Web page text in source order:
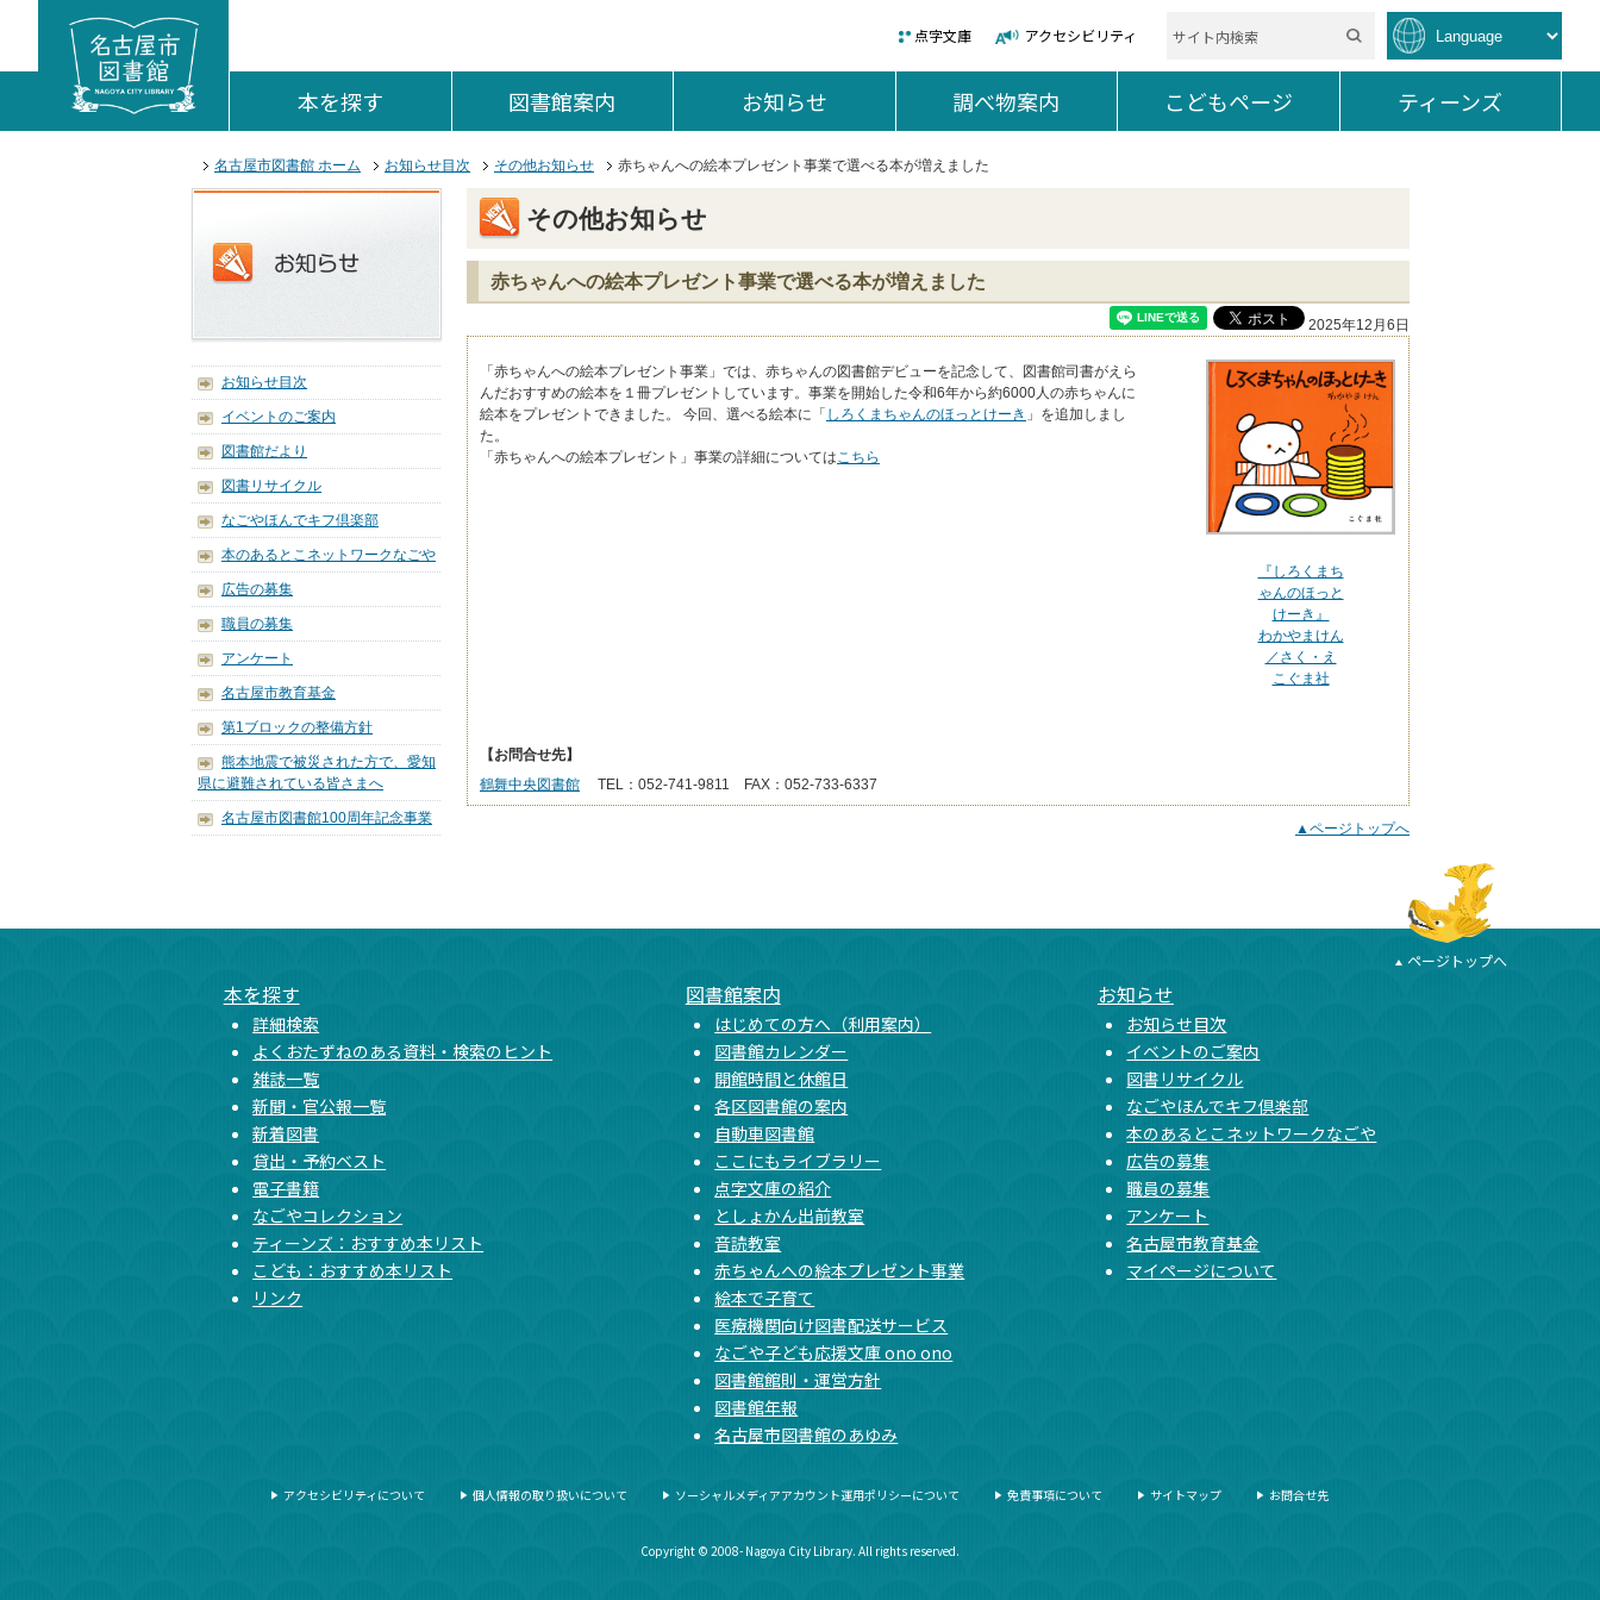
ここからサイト内共通メニューです。
サイト内共通メニューをスキップする
点字文庫 アクセシビリティ
本を探す 図書館案内 お知らせ 調べ物案内 こどもページ ティーンズ
サイト内共通メニューここまで。
名古屋市図書館 ホーム
お知らせ目次 その他お知らせ 赤ちゃんへの絵本プレゼント事業で選べる本が増えました
お知らせ目次
イベントのご案内
図書館だより
図書リサイクル
なごやほんでキフ倶楽部
本のあるとこネットワークなごや
広告の募集
職員の募集
アンケート
名古屋市教育基金
第1ブロックの整備方針
熊本地震で被災された方で、愛知
県に避難されている皆さまへ
名古屋市図書館100周年記念事業
その他お知らせ
赤ちゃんへの絵本プレゼント事業で選べる本が増えました
2025年12月6日
『しろくまち
ゃんのほっと
けーき』
わかやまけん
／さく・え
こぐま社
「赤ちゃんへの絵本プレゼント事業」では、赤ちゃんの図書館デビューを記念して、図書館司書がえら
んだおすすめの絵本を１冊プレゼントしています。事業を開始した令和6年から約6000人の赤ちゃんに
絵本をプレゼントできました。 今回、選べる絵本に「 しろくまちゃんのほっとけーき 」を追加しまし
た。
「赤ちゃんへの絵本プレゼント」事業の詳細についてはこちら
【お問合せ先】
鶴舞中央図書館 TEL：052-741-9811 FAX：052-733-6337
▲ページトップへ
ページトップへ
本を探す
詳細検索
よくおたずねのある資料・検索のヒント
雑誌一覧
新聞・官公報一覧
新着図書
貸出・予約ベスト
電子書籍
なごやコレクション
ティーンズ：おすすめ本リスト
こども：おすすめ本リスト
リンク
図書館案内
はじめての方へ（利用案内）
図書館カレンダー
開館時間と休館日
各区図書館の案内
自動車図書館
ここにもライブラリー
点字文庫の紹介
としょかん出前教室
音読教室
赤ちゃんへの絵本プレゼント事業
絵本で子育て
医療機関向け図書配送サービス
なごや子ども応援文庫 ono ono
図書館館則・運営方針
図書館年報
名古屋市図書館のあゆみ
お知らせ
お知らせ目次
イベントのご案内
図書リサイクル
なごやほんでキフ倶楽部
本のあるとこネットワークなごや
広告の募集
職員の募集
アンケート
名古屋市教育基金
マイページについて
アクセシビリティについて 個人情報の取り扱いについて ソーシャルメディアアカウント運用ポリシーについて 免責事項について サイトマップ お問合せ先
Copyright © 2008- Nagoya City Library. All rights reserved.